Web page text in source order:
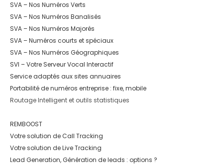
SVA – Nos Numéros Verts
SVA – Nos Numéros Banalisés
SVA – Nos Numéros Majorés
SVA – Numéros courts et spéciaux
SVA – Nos Numéros Géographiques
SVI – Votre Serveur Vocal Interactif
Service adaptés aux sites annuaires
Portabilité de numéros entreprise : fixe, mobile
Routage Intelligent et outils statistiques
REMBOOST
Votre solution de Call Tracking
Votre solution de Live Tracking
Lead Generation, Génération de leads : options ?